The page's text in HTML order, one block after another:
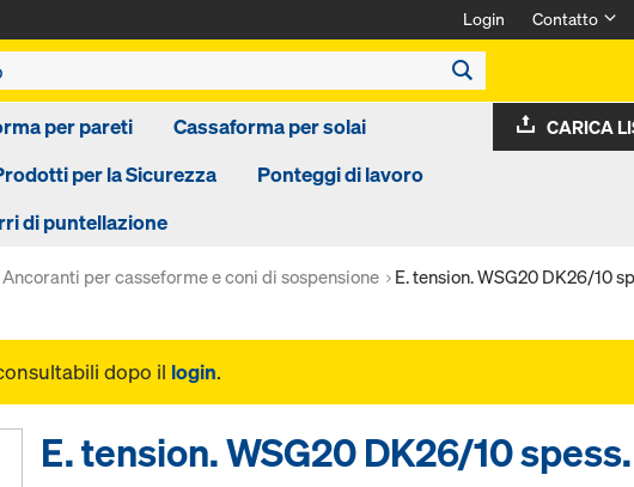
Login Contatto
per pareti
Cassaforma per solai
per la Sicurezza
Ponteggi di lavoro
di puntellazione
CARICA
Ancoranti per casseforme e coni di sospensione E. tension. WSG20 DK26/10
dopo il login.
E. tension. WSG20 DK26/10